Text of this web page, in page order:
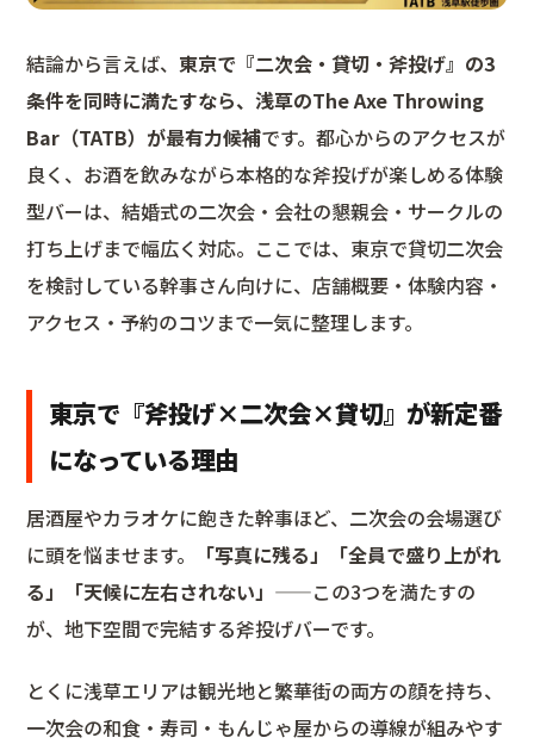
結論から言えば、 東京で『二次会・貸切・斧投げ』の3
条件を同時に満たすなら、浅草のThe Axe Throwing
Bar（TATB）が最有力候補です。都心からのアクセスが
良く、お酒を飲みながら本格的な斧投げが楽しめる体験
型バーは、結婚式の二次会・会社の懇親会・サークルの
打ち上げまで幅広く対応。ここでは、東京で貸切二次会
を検討している幹事さん向けに、店舗概要・体験内容・
アクセス・予約のコツまで一気に整理します。
東京で『斧投げ×二次会×貸切』が新定番
になっている理由
居酒屋やカラオケに飽きた幹事ほど、二次会の会場選び
に頭を悩ませます。
「写真に残る」「全員で盛り上がれ
る」「天候に左右されない」 ——この3つを満たすの
が、地下空間で完結する斧投げバーです。
とくに浅草エリアは観光地と繁華街の両方の顔を持ち、
一次会の和食・寿司・もんじゃ屋からの導線が組みやす